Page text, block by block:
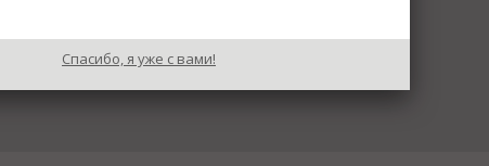
Спасибо, я уже с вами!